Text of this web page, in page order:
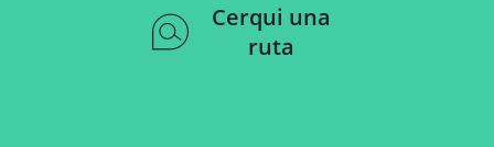
Cerqui una
ruta